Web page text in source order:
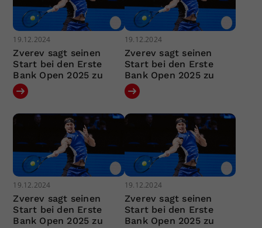
19.12.2024
Zverev sagt seinen
Start bei den Erste
Bank Open 2025 zu
19.12.2024
Zverev sagt seinen
Start bei den Erste
Bank Open 2025 zu
19.12.2024
Zverev sagt seinen
Start bei den Erste
Bank Open 2025 zu
19.12.2024
Zverev sagt seinen
Start bei den Erste
Bank Open 2025 zu